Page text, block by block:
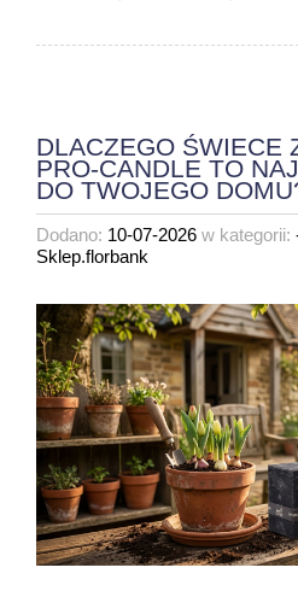
DLACZEGO ŚWIECE
PRO-CANDLE TO
DO TWOJEGO
Dodano: 10-07-2026 w kategorii:
Sklep.florbank